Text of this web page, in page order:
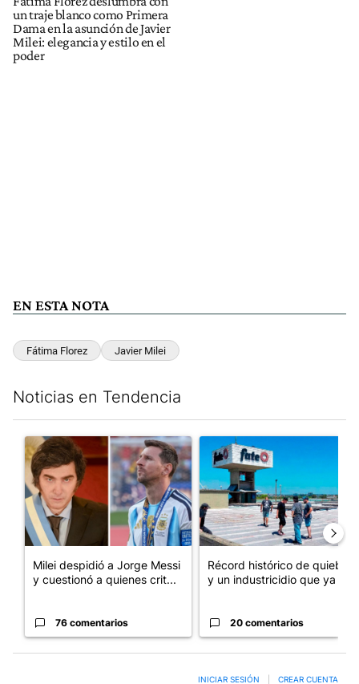
un traje blanco como Primera
Dama en la asunción de Javier
Milei: elegancia y estilo en el
poder
EN ESTA NOTA
Fátima Florez Javier Milei
Noticias en Tendencia
Un artículo de tendencia con el título "Milei despidió a Jorge
Milei despidió a Jorge Messi
y cuestionó a quienes crit...
76 comentarios
Un artículo de tendencia
Récord histórico de quiebras
y un industricidio que ya ...
20 comentarios
INICIAR SESIÓN CREAR CUENTA